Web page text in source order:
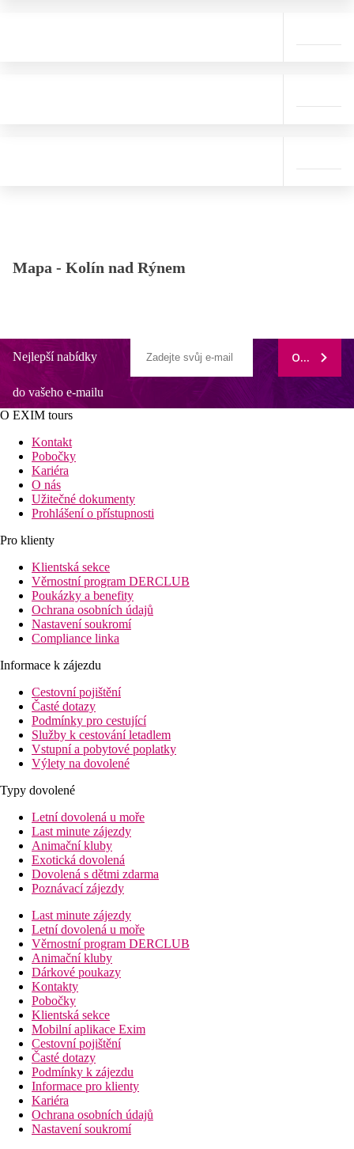
Mapa - Kolín nad Rýnem
Nejlepší nabídky
do vašeho e-mailu
ODEBÍRAT
O EXIM tours
Kontakt
Pobočky
Kariéra
O nás
Užitečné dokumenty
Prohlášení o přístupnosti
Pro klienty
Klientská sekce
Věrnostní program DERCLUB
Poukázky a benefity
Ochrana osobních údajů
Nastavení soukromí
Compliance linka
Informace k zájezdu
Cestovní pojištění
Časté dotazy
Podmínky pro cestující
Služby k cestování letadlem
Vstupní a pobytové poplatky
Výlety na dovolené
Typy dovolené
Letní dovolená u moře
Last minute zájezdy
Animační kluby
Exotická dovolená
Dovolená s dětmi zdarma
Poznávací zájezdy
Last minute zájezdy
Letní dovolená u moře
Věrnostní program DERCLUB
Animační kluby
Dárkové poukazy
Kontakty
Pobočky
Klientská sekce
Mobilní aplikace Exim
Cestovní pojištění
Časté dotazy
Podmínky k zájezdu
Informace pro klienty
Kariéra
Ochrana osobních údajů
Nastavení soukromí